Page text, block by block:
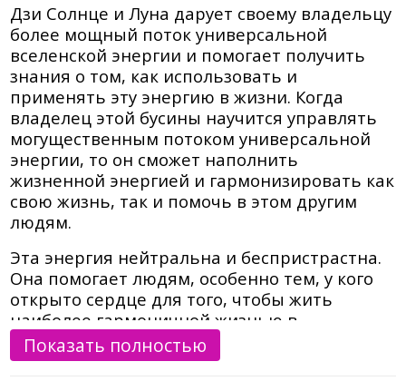
Дзи Солнце и Луна дарует своему владельцу
более мощный поток универсальной
вселенской энергии и помогает получить
знания о том, как использовать и
применять эту энергию в жизни. Когда
владелец этой бусины научится управлять
могущественным потоком универсальной
энергии, то он сможет наполнить
жизненной энергией и гармонизировать как
свою жизнь, так и помочь в этом другим
людям.
Эта энергия нейтральна и беспристрастна.
Она помогает людям, особенно тем, у кого
открыто сердце для того, чтобы жить
наиболее гармоничной жизнью в
соответствии с законами природы и тем
предназначением, с которым мы пришли на
Показать полностью